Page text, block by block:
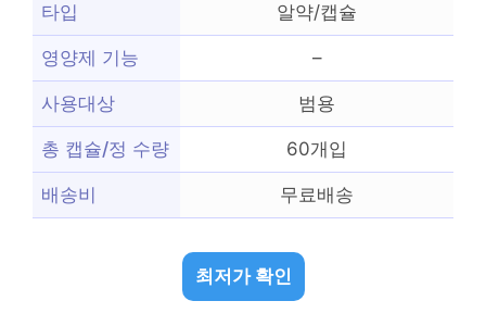
타입 알약/캡슐
영양제 기능 –
사용대상 범용
총 캡슐/정 수량 60개입
배송비 무료배송
최저가 확인